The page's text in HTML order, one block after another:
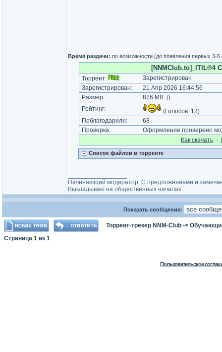
Время раздачи: по возможности (до появления первых 3-5
[NNMClub.to]_ITIL®4
Торрент:
Зарегистрирован
Зарегистрирован:
21 Апр 2026 16:44:56
Размер:
876 MB ()
Рейтинг: (Голосов: 13)
Поблагодарили:
68
Проверка:
Оформление проверено
Как cкачать·
Список файлов в торренте
Начинающий модератор. С предложениями и
Выкладываю на общественных началах.
Показать сообщения:
Торрент-трекер NNM-Club ->
Страница 1 из 1
Пользовательское